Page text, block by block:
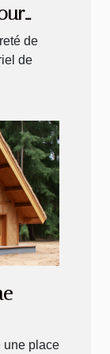
de
de
une place